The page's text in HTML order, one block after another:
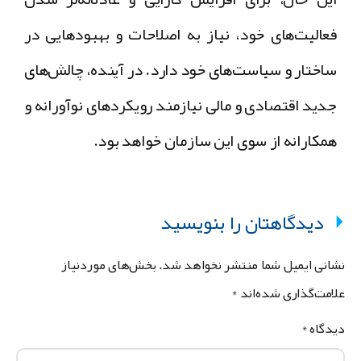
فعالیت‌های خود، نیاز به اصلاحات و بهبودهایی در
ساختار و سیاست‌های خود دارد. در آینده، چالش‌های
جدید اقتصادی و مالی نیازمند رویکردهای نوآورانه و
همکارانه از سوی این سازمان خواهد بود.
دیدگاهتان را بنویسید
ایمیل شما منتشر نخواهد شد.بخش‌های موردنیاز
شده‌اند*
*